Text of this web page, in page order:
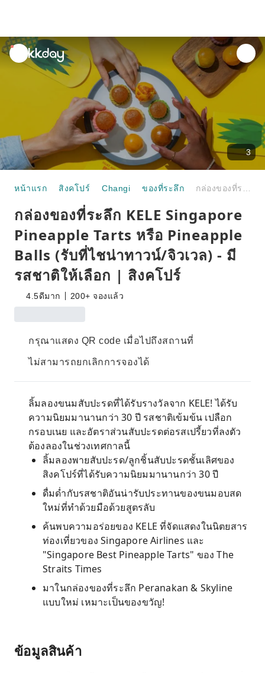
unread
notifications
3
หน้าแรก สิงคโปร์ Changi ของที่ระลึก
กล่องของที่ระลึก KELE Singapore
Pineapple Tarts หรือ Pineapple
Balls (รับที่ไชน่าทาวน์/จิวเวล) - มี
รสชาติให้เลือก | สิงคโปร์
4.5ดีมาก 200+ จองแล้ว
กรุณาแสดง QR code เมื่อไปถึงสถานที่
ไม่สามารถยกเลิกการจองได้
ลิ้มลองขนมสับปะรดที่ได้รับรางวัลจาก KELE! ได้รับ
ความนิยมมานานกว่า 30 ปี รสชาติเข้มข้น เปลือก
กรอบเนย และอัตราส่วนสับปะรดต่อรสเปรี้ยวที่ลงตัว
ต้องลองในช่วงเทศกาลนี้
ลิ้มลองพายสับปะรด/ลูกชิ้นสับปะรดชั้นเลิศของ
สิงคโปร์ที่ได้รับความนิยมมานานกว่า 30 ปี
ดื่มด่ำกับรสชาติอันน่ารับประทานของขนมอบสด
ใหม่ที่ทำด้วยมือด้วยสูตรลับ
ค้นพบความอร่อยของ KELE ที่จัดแสดงในนิตยสาร
ท่องเที่ยวของ Singapore Airlines และ
"Singapore Best Pineapple Tarts" ของ The
Straits Times
มาในกล่องของที่ระลึก Peranakan & Skyline
แบบใหม่ เหมาะเป็นของขวัญ!
ข้อมูลสินค้า